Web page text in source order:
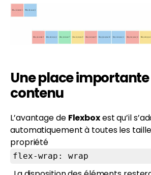
Une place
contenu
L’avantage de Flexboxest qu’il
automatiquement à toutes les
propriété
flex-wrap: wrap